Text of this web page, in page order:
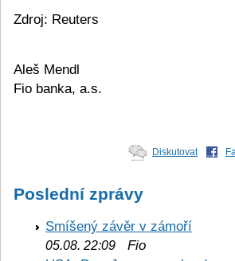
Zdroj: Reuters
Aleš Mendl
Fio banka, a.s.
Diskutovat
Poslední zprávy
Smíšený závěr v zámoří
05.08. 22:09 Fio